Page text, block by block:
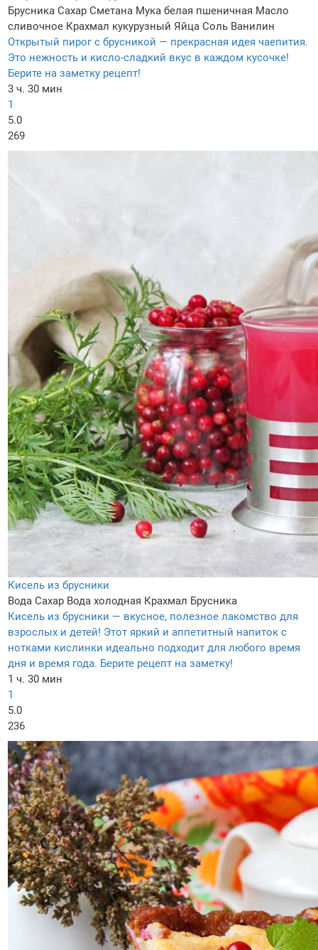
Брусника Сахар Сметана Мука белая пшеничная Масло
сливочнoe Крахмал кукурузный Яйца Соль Ванилин
Открытый пирог с брусникой — прекрасная идея чаепития.
Это нежность и кисло-сладкий вкус в каждом кусочке!
Берите на заметку рецепт!
3 ч. 30 мин
1
5.0
269
Кисель из брусники
Вода Сахар Вода холодная Крахмал Брусника
Кисель из брусники — вкусное, полезное лакомство для
взрослых и детей! Этот яркий и аппетитный напиток с
нотками кислинки идеально подходит для любого время
дня и время года. Берите рецепт на заметку!
1 ч. 30 мин
1
5.0
236